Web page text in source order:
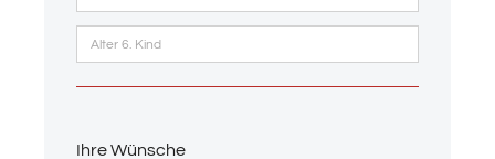
Ihre Wünsche